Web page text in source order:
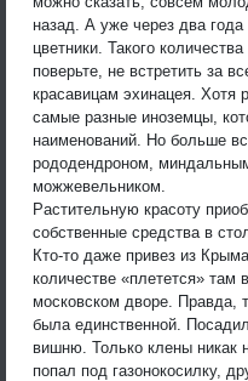
назад. А уже через два года
цветники. Такого
поверьте, не встретить за
красавицам эхинацея. Хотя
самые разные иноземцы,
наименований. Но больше
рододендроном,
можжевельником.
Растительную красоту
собственные средства в
Кто-то даже привез из
количестве «плетется» там
московском дворе. Правда,
была единственной.
вишню. Только клены никак
попал под газонокосилку,